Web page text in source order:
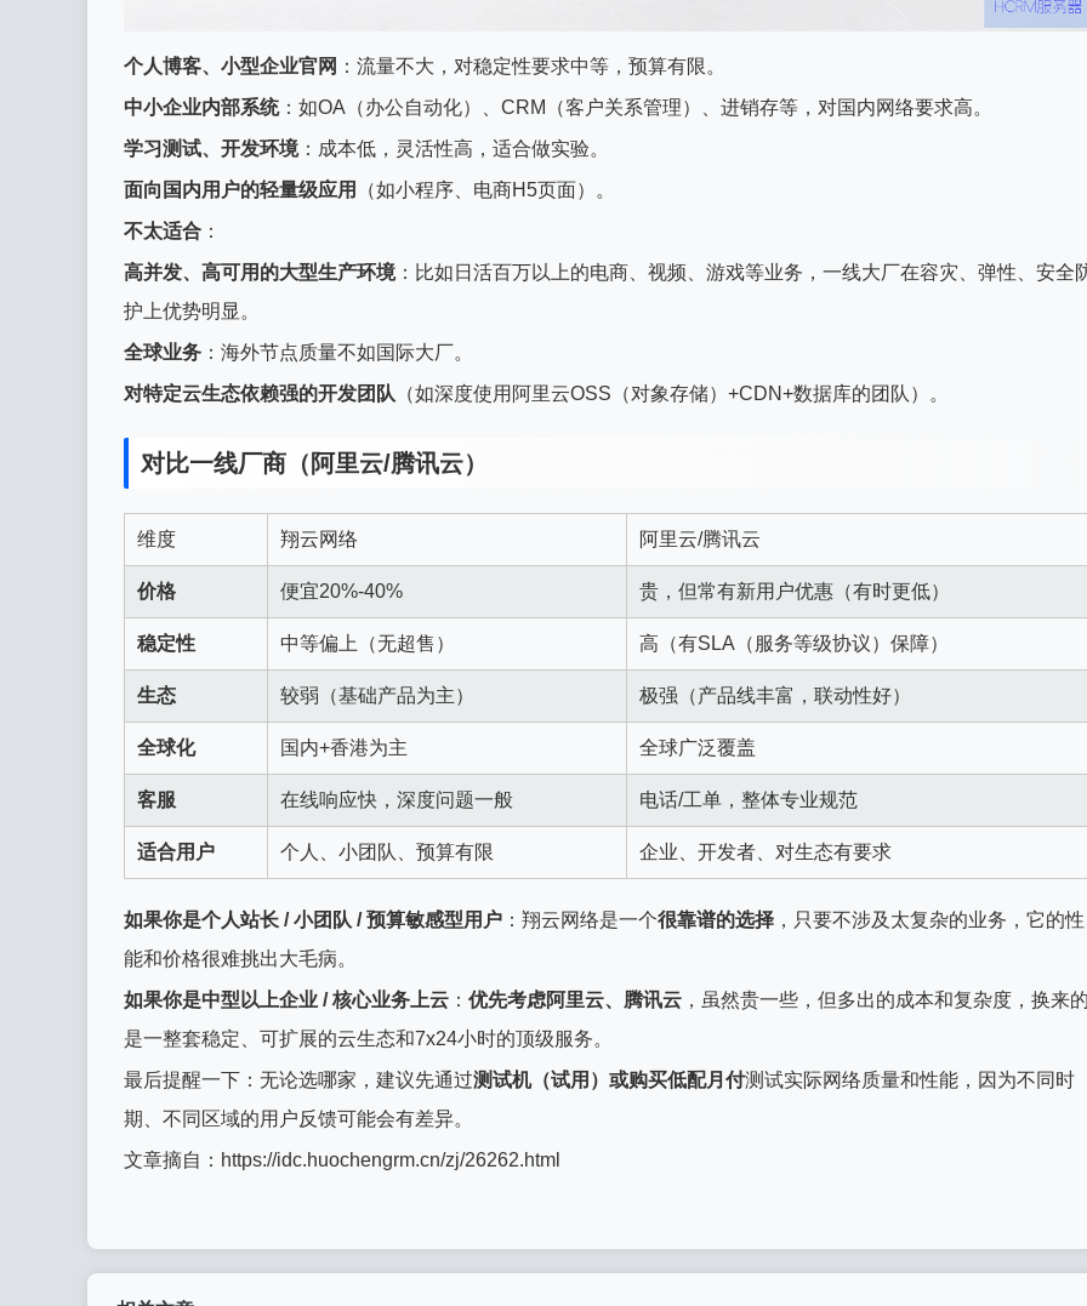
个人博客、小型企业官网 ：流量不大，对稳定性要求中等，预算有限。
中小企业内部系统：如OA（办公自动化）、CRM（客户关系管理）、进销存等，对国内网络要求高。
学习测试、开发环境：成本低，灵活性高，适合做实验。
面向国内用户的轻量级应用
（如小程序、电商H5页面）。
不太适合 ：
高并发、高可用的大型生产环境：比如日活百万以上的电商、视频、游戏等业务，一线大厂在容灾、弹性、安全
护上优势明显。
全球业务 ：海外节点质量不如国际大厂。
对特定云生态依赖强的开发团队 （如深度使用阿里云OSS（对象存储）+CDN+数据库的团队）。
对比一线厂商（阿里云/腾讯云）
维度 翔云网络 阿里云/腾讯云
价格 便宜20%-40% 贵，但常有新用户优惠（有时更低）
稳定性 中等偏上（无超售） 高（有SLA（服务等级协议）保障）
生态 较弱（基础产品为主） 极强（产品线丰富，联动性好）
全球化 国内+香港为主 全球广泛覆盖
客服 在线响应快，深度问题一般 电话/工单，整体专业规范
适合用户 个人、小团队、预算有限 企业、开发者、对生态有要求
如果你是个人站长 / 小团队 / 预算敏感型用户 ：翔云网络是一个很靠谱的选择 ，只要不涉及太复杂的业务，它的性
能和价格很难挑出大毛病。
如果你是中型以上企业 / 核心业务上云 ： 优先考虑阿里云、腾讯云 ，虽然贵一些，但多出的成本和复杂度，换来
是一整套稳定、可扩展的云生态和7x24小时的顶级服务。
最后提醒一下：无论选哪家，建议先通过测试机（试用）或购买低配月付测试实际网络质量和性能，因为不同时
期、不同区域的用户反馈可能会有差异。
文章摘自：https://idc.huochengrm.cn/zj/26262.html